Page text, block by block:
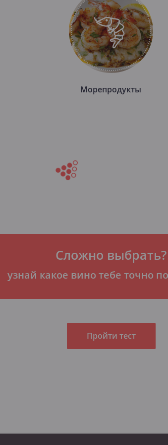
Морепродукты
Сложно выбрать?
узнай какое вино тебе точно
Пройти тест